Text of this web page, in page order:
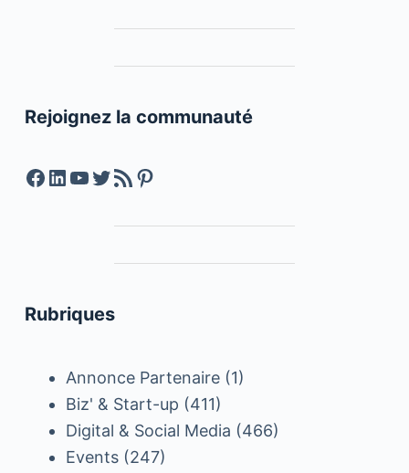
Rejoignez la communauté
Facebook
LinkedIn
YouTube
Twitter
Feed RSSPinterest
Rubriques
Annonce Partenaire(1)
Biz' & Start-up (411)
Digital & Social Media (466)
Events(247)